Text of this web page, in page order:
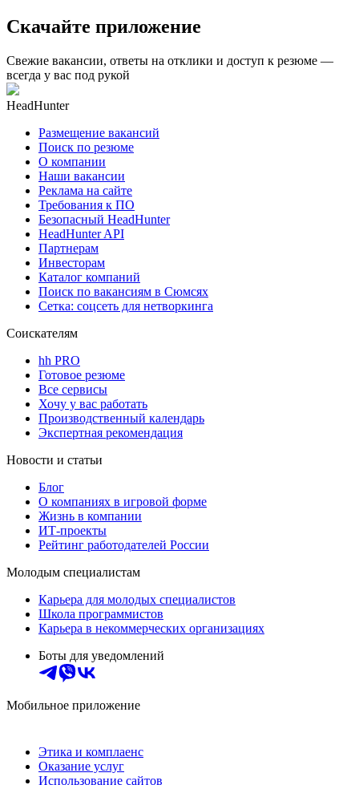
Скачайте приложение
Свежие вакансии, ответы на отклики и доступ к резюме —
всегда у вас под рукой
HeadHunter
Размещение вакансий
Поиск по резюме
О компании
Наши вакансии
Реклама на сайте
Требования к ПО
Безопасный HeadHunter
HeadHunter API
Партнерам
Инвесторам
Каталог компаний
Поиск по вакансиям в Сюмсях
Сетка: соцсеть для нетворкинга
Соискателям
hh PRO
Готовое резюме
Все сервисы
Хочу у вас работать
Производственный календарь
Экспертная рекомендация
Новости и статьи
Блог
О компаниях в игровой форме
Жизнь в компании
ИТ-проекты
Рейтинг работодателей России
Молодым специалистам
Карьера для молодых специалистов
Школа программистов
Карьера в некоммерческих организациях
Боты для уведомлений
Мобильное приложение
Этика и комплаенс
Оказание услуг
Использование сайтов